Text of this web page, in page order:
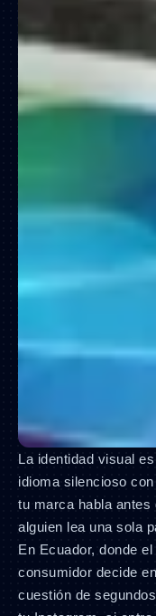
La identidad visual
idioma silencioso
tu marca habla antes
alguien lea una sola
En Ecuador, donde el
consumidor decide en
cuestión de